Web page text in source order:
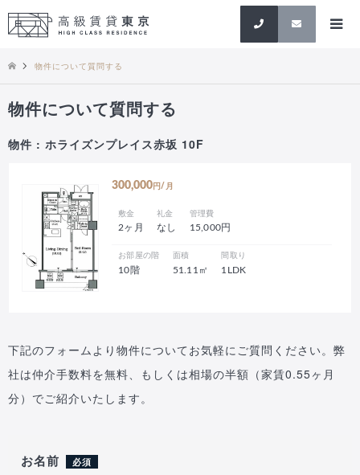
検索
物件について質問する
物件について質問する
物件 : ホライズンプレイス赤坂 10F
300,000 円/月
敷金
2ヶ月
礼金
なし
管理費
15,000円
お部屋の階
10階
面積
51.11㎡
間取り
1LDK
下記のフォームより物件についてお気軽にご質問ください。弊
社は仲介手数料を無料、もしくは相場の半額（家賃0.55ヶ月
分）でご紹介いたします。
お名前 必須